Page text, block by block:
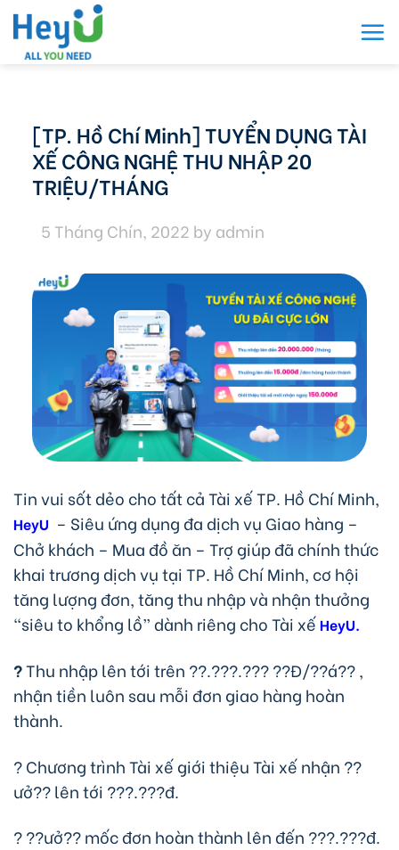
Skip
to
content
[TP. Hồ Chí Minh] TUYỂN DỤNG TÀI
XẾ CÔNG NGHỆ THU NHẬP 20
TRIỆU/THÁNG
5 Tháng Chín, 2022 by admin
Tin vui sốt dẻo cho tất cả Tài xế TP. Hồ Chí Minh,
HeyU – Siêu ứng dụng đa dịch vụ Giao hàng –
Chở khách – Mua đồ ăn – Trợ giúp đã chính thức
khai trương dịch vụ tại TP. Hồ Chí Minh, cơ hội
tăng lượng đơn, tăng thu nhập và nhận thưởng
“siêu to khổng lồ” dành riêng cho Tài xếHeyU.
?Thu nhập lên tới trên ??.???.??? ??Đ/??á?? ,
nhận tiền luôn sau mỗi đơn giao hàng hoàn
thành.
? Chương trình Tài xế giới thiệu Tài xế nhận ??
ưở?? lên tới ???.???đ.
? ??ưở?? mốc đơn hoàn thành lên đến ???.???đ.